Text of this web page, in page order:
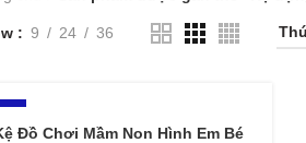
9 24 36
Đồ Chơi Mầm Non Hình Em Bé